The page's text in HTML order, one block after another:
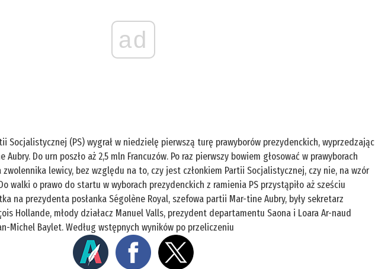
ad
Socjalistycznej (PS) wygrał w niedzielę pierwszą turę prawyborów prezydenckich, wyprzedzając
Do urn poszło aż 2,5 mln Francuzów. Po raz pierwszy bowiem głosować w prawyborach
zwolennika lewicy, bez względu na to, czy jest członkiem Partii Socjalistycznej, czy nie, na wzór
walki o prawo do startu w wyborach prezydenckich z ramienia PS przystąpiło aż sześciu
na prezydenta posłanka Ségolène Royal, szefowa partii Mar-tine Aubry, były sekretarz
Hollande, młody działacz Manuel Valls, prezydent departamentu Saona i Loara Ar-naud
Michel Baylet. Według wstępnych wyników po przeliczeniu